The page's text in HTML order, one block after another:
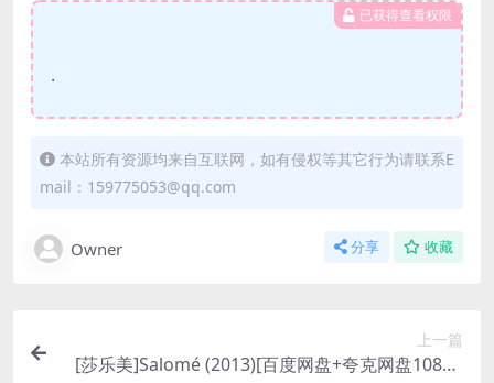
已获得查看权限
.
本站所有资源均来自互联网，如有侵权等其它行为请联系E
mail：159775053@qq.com
Owner 分享 收藏
上一篇
[莎乐美]Salomé (2013)[百度网盘+夸克网盘1080P